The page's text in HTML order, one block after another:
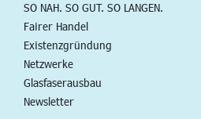
SO NAH. SO GUT. SO LANGEN.
Fairer Handel
Existenzgründung
Netzwerke
Glasfaserausbau
Newsletter